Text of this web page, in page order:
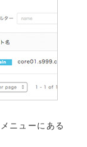
ニューにある